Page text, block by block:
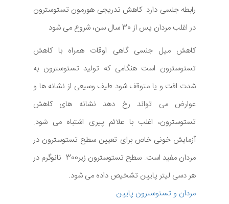
رابطه جنسی دارد. کاهش تدریجی هورمون تستوسترون
در اغلب مردان پس از 30 سال سن، شروع می شود
کاهش میل جنسی گاهی اوقات همراه با کاهش
تستوسترون است هنگامی که تولید تستوسترون به
شدت افت و یا متوقف شود طیف وسیعی از نشانه ها و
عوارض می تواند رخ دهد نشانه های کاهش
تستوسترون، اغلب با علائم پیری اشتباه می شود.
آزمایش خونی خاص برای تعیین سطح تستوسترون در
مردان مفید است. سطح تستوسترون زیر300 نانوگرم در
هر دسی لیتر پایین تشخیص داده می شود.
مردان و تستوسترون پایین